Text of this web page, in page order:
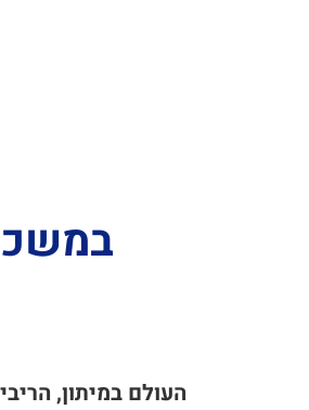
העולם במיתון,